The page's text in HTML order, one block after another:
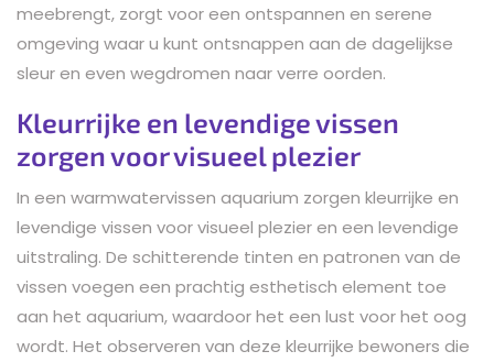
meebrengt, zorgt voor een ontspannen en serene
omgeving waar u kunt ontsnappen aan de dagelijkse
sleur en even wegdromen naar verre oorden.
Kleurrijke en levendige vissen
zorgen voor visueel plezier
In een warmwatervissen aquarium zorgen kleurrijke en
levendige vissen voor visueel plezier en een levendige
uitstraling. De schitterende tinten en patronen van de
vissen voegen een prachtig esthetisch element toe
aan het aquarium, waardoor het een lust voor het oog
wordt. Het observeren van deze kleurrijke bewoners die